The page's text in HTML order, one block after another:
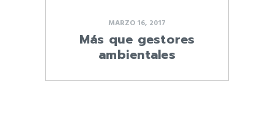
MARZO 16, 2017
Más que gestores
ambientales